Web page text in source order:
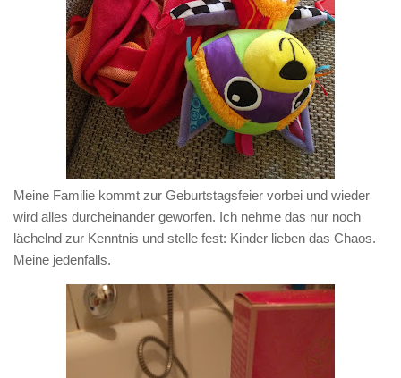
Meine Familie kommt zur Geburtstagsfeier vorbei und wieder
wird alles durcheinander geworfen. Ich nehme das nur noch
lächelnd zur Kenntnis und stelle fest: Kinder lieben das Chaos.
Meine jedenfalls.